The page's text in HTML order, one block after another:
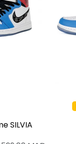
SILVIA